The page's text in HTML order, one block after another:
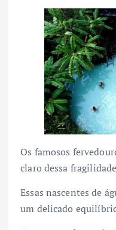
Os famosos
claro dessa
Essas nascentes de
um delicado